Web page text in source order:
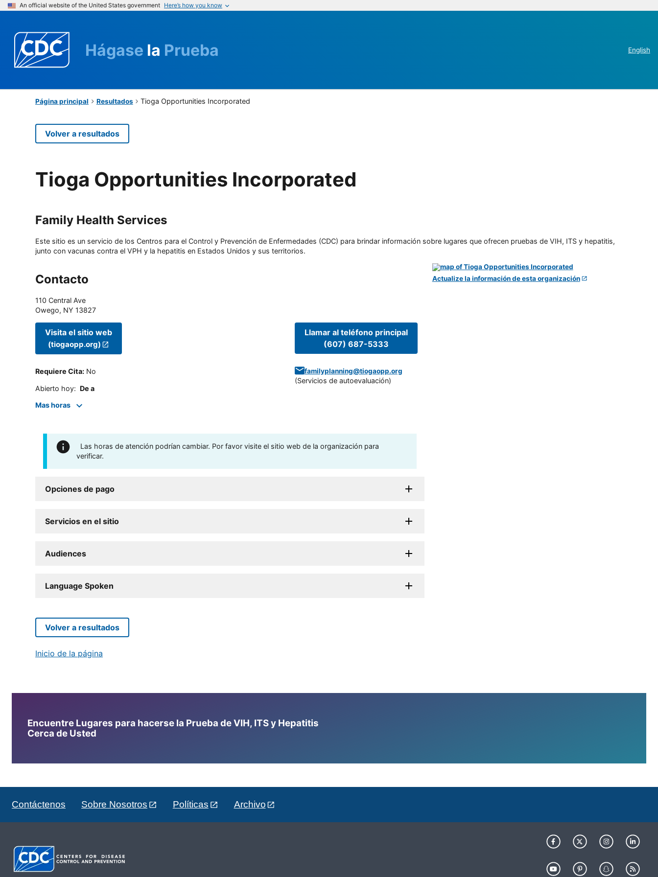
An official website of the United States government Here’s how you know
Hágase la Prueba English
Página principal Resultados Tioga Opportunities Incorporated
Volver a resultados
Tioga Opportunities Incorporated
Family Health Services
Este sitio es un servicio de los Centros para el Control y Prevención de Enfermedades (CDC) para brindar información sobre lugares que ofrecen pruebas de VIH, ITS y hepatitis,
junto con vacunas contra el VPH y la hepatitis en Estados Unidos y sus territorios.
Contacto
110 Central Ave
Owego, NY 13827
Visita el sitio web
(tiogaopp.org)
Requiere Cita: No
Abierto hoy: De a
Mas horas
Llamar al teléfono principal
(607) 687-5333
familyplanning@tiogaopp.org
(Servicios de autoevaluación)
Las horas de atención podrían cambiar. Por favor visite el sitio web de la organización para
verificar.
Opciones de pago
Servicios en el sitio
Audiences
Language Spoken
Actualize la información de esta organización
Volver a resultados
Inicio de la página
Encuentre Lugares para hacerse la Prueba de VIH, ITS y Hepatitis
Cerca de Usted
Contáctenos Sobre Nosotros Políticas Archivo